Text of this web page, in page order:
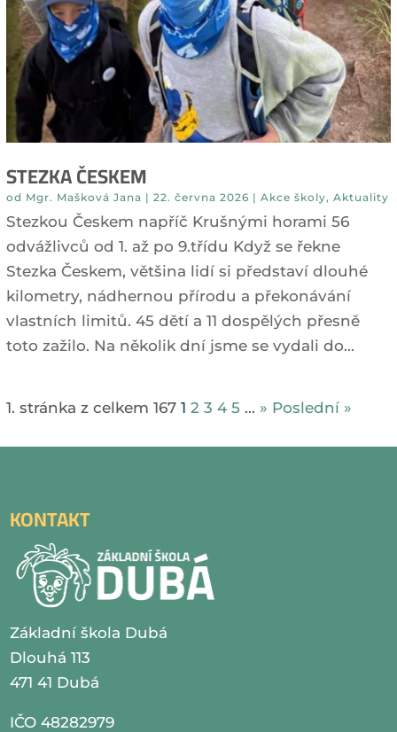
STEZKA ČESKEM
od Mgr. Mašková Jana | 22. června 2026 | Akce školy, Aktuality
Stezkou Českem napříč Krušnými horami 56
odvážlivců od 1. až po 9.třídu Když se řekne
Stezka Českem, většina lidí si představí dlouhé
kilometry, nádhernou přírodu a překonávání
vlastních limitů. 45 dětí a 11 dospělých přesně
toto zažilo. Na několik dní jsme se vydali do...
1. stránka z celkem 167 1 2 3 4 5 ... » Poslední »
KONTAKT
Základní škola Dubá
Dlouhá 113
471 41 Dubá
IČO 48282979